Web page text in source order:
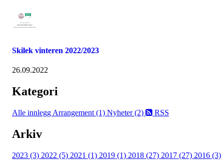
Skilek vinteren 2022/2023
26.09.2022
Kategori
Alle innlegg Arrangement (1) Nyheter (2) RSS
Arkiv
2023 (3) 2022 (5) 2021 (1) 2019 (1) 2018 (27) 2017 (27) 2016 (3)